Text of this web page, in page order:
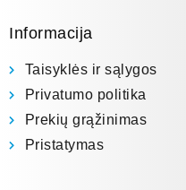
Informacija
Taisyklės ir sąlygos
Privatumo politika
Prekių grąžinimas
Pristatymas